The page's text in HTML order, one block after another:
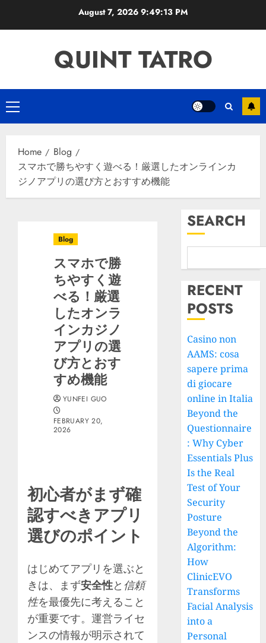
August 7, 2026 9:49:14 PM
QUINT TATRO
Primary
Menu
Home
Blog
スマホで勝ちやすく遊べる！厳選したオンラインカ
ジノアプリの選び方とおすすめ機能
Blog
スマホで勝
ちやすく遊
べる！厳選
したオンラ
インカジノ
アプリの選
び方とおす
すめ機能
YUNFEI GUO
FEBRUARY 20,
2026
初心者がまず確
認すべきアプリ
選びのポイント
はじめてアプリを選ぶと
きは、まず安全性と 信頼
性を最優先に考えること
が重要です。運営ライセ
ンスの情報が明示されて
SEARCH
RECENT
POSTS
Casino non
AAMS: cosa
sapere prima
di giocare
online in Italia
Beyond the
Questionnaire
: Why Cyber
Essentials Plus
Is the Real
Test of Your
Security
Posture
Beyond the
Algorithm:
How
ClinicEVO
Transforms
Facial Analysis
into a
Personal